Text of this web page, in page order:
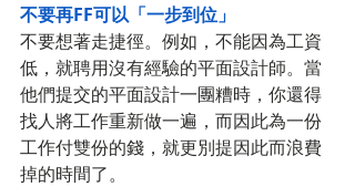
不要再FF可以「一步到位」
不要想著走捷徑。例如，不能因為工資
低，就聘用沒有經驗的平面設計師。當
他們提交的平面設計一團糟時，你還得
找人將工作重新做一遍，而因此為一份
工作付雙份的錢，就更別提因此而浪費
掉的時間了。